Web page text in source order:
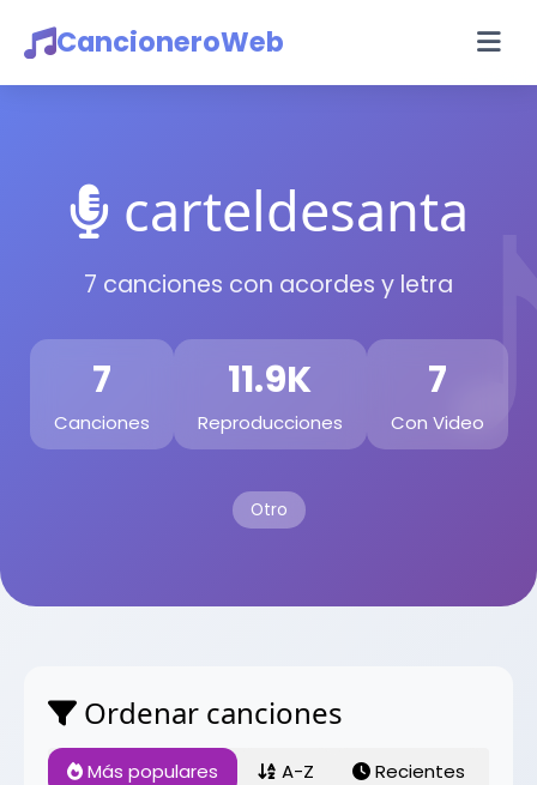
CancioneroWeb
carteldesanta
7 canciones con acordes y letra
7
Canciones
11.9K
Reproducciones
7
Con Video
Otro
Ordenar canciones
Más populares A-Z Recientes